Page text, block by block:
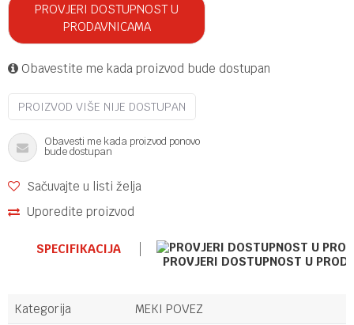
PROVJERI DOSTUPNOST U
PRODAVNICAMA
Obavestite me kada proizvod bude dostupan
PROIZVOD VIŠE NIJE DOSTUPAN
Obavesti me kada proizvod ponovo
bude dostupan
Sačuvajte u listi želja
Uporedite proizvod
SPECIFIKACIJA
PROVJERI DOSTUPNOST U
Kategorija
MEKI POVEZ